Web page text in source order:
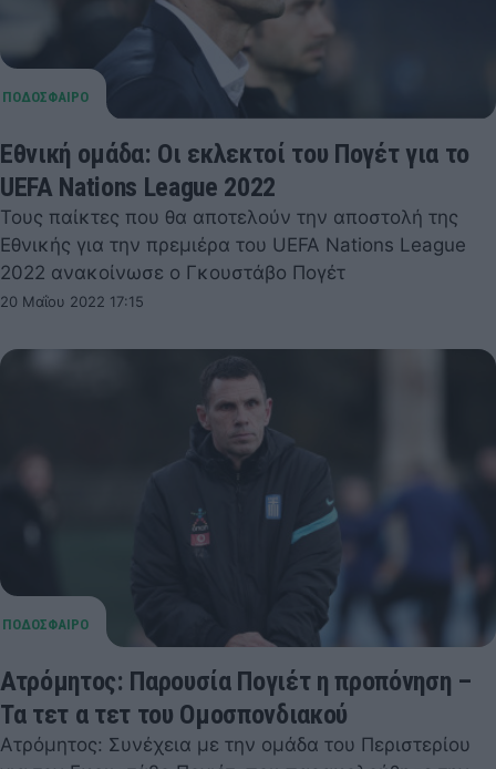
Εθνική ομάδα: Οι εκλεκτοί του Πογέτ για το
UEFA Nations League 2022
Τους παίκτες που θα αποτελούν την αποστολή της
Εθνικής για την πρεμιέρα του UEFA Nations League
2022 ανακοίνωσε ο Γκουστάβο Πογέτ
20 Μαΐου 2022 17:15
Ατρόμητος: Παρουσία Πογιέτ η προπόνηση –
Τα τετ α τετ του Ομοσπονδιακού
Ατρόμητος: Συνέχεια με την ομάδα του Περιστερίου